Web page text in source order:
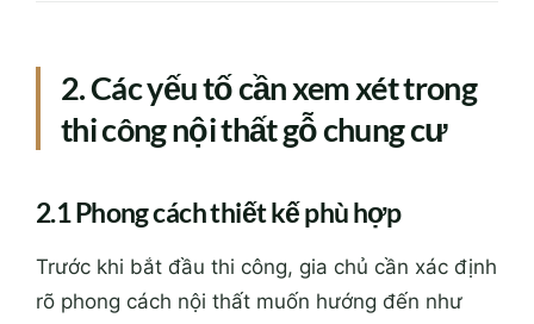
2. Các yếu tố cần xem xét trong
thi công nội thất gỗ chung cư
2.1 Phong cách thiết kế phù hợp
Trước khi bắt đầu thi công, gia chủ cần xác định
rõ phong cách nội thất muốn hướng đến như